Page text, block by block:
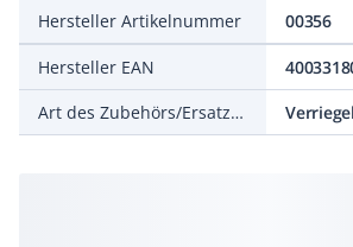
Hersteller Artikelnummer
00356
Hersteller EAN
Art des Zubehörs/Ersatzteils